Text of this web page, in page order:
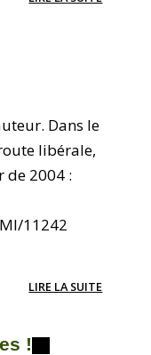
Dans le
libérale,
de 2004 :
11242
LIRE LA SUITE
!